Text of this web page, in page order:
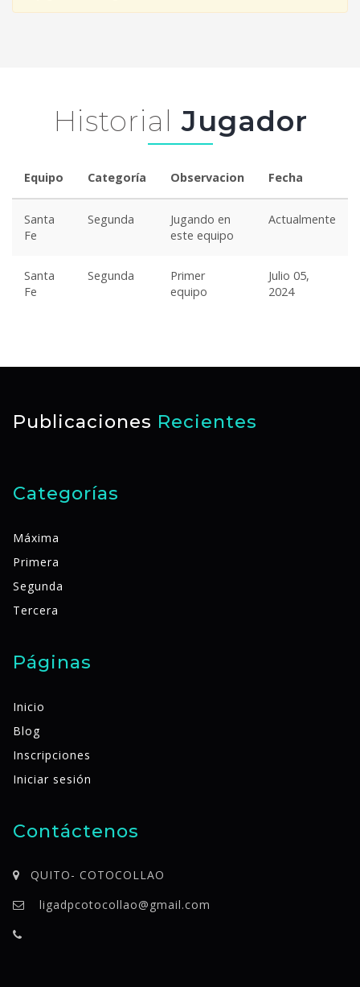
Historial Jugador
Equipo Categoría Observacion Fecha
Santa
Fe
Segunda
Jugando en
este equipo
Actualmente
Santa
Fe
Segunda
Primer
equipo
Julio 05,
2024
Publicaciones Recientes
Categorías
Máxima
Primera
Segunda
Tercera
Páginas
Inicio
Blog
Inscripciones
Iniciar sesión
Contáctenos
QUITO- COTOCOLLAO
ligadpcotocollao@gmail.com